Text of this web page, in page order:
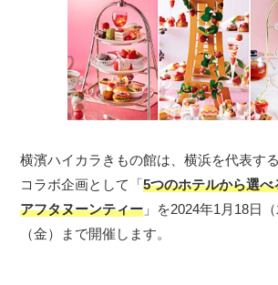
横濱ハイカラきもの館は、横浜を代表す
コラボ企画として「5つのホテルから選
アフタヌーンティー 」を2024年1月18日
（金）まで開催します。